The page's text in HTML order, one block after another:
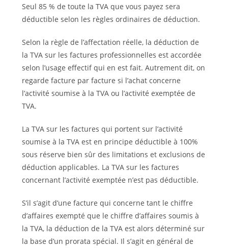
Seul 85 % de toute la TVA que vous payez sera
déductible selon les règles ordinaires de déduction.
Selon la règle de l’affectation réelle, la déduction de
la TVA sur les factures professionnelles est accordée
selon l’usage effectif qui en est fait. Autrement dit, on
regarde facture par facture si l’achat concerne
l’activité soumise à la TVA ou l’activité exemptée de
TVA.
La TVA sur les factures qui portent sur l’activité
soumise à la TVA est en principe déductible à 100%
sous réserve bien sûr des limitations et exclusions de
déduction applicables. La TVA sur les factures
concernant l’activité exemptée n’est pas déductible.
S’il s’agit d’une facture qui concerne tant le chiffre
d’affaires exempté que le chiffre d’affaires soumis à
la TVA, la déduction de la TVA est alors déterminé sur
la base d’un prorata spécial. Il s’agit en général de